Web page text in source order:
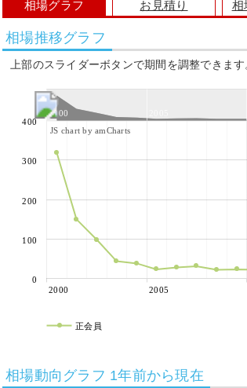
相場グラフ お見積り 相
相場推移グラフ
上部のスライダーボタンで期間を調整できます
2000
2000 2005
0
100
200
300
400
JS chart by amCharts
正会員
相場動向グラフ 1年前から現在